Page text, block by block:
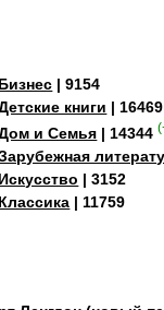
Бизнес | 9154
книги | 16469
и Семья | 14344
Искусство | 3152
Классика | 11759